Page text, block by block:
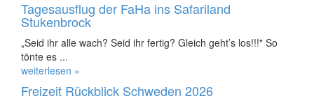
Tagesausflug der FaHa ins Safariland
Stukenbrock
„Seid ihr alle wach? Seid ihr fertig? Gleich geht’s los!!!" So
tönte es ...
weiterlesen »
Freizeit Rückblick Schweden 2026